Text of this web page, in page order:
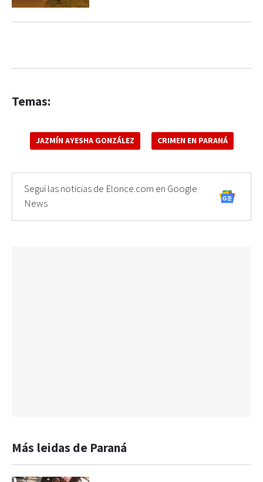
Temas:
JAZMÍN AYESHA GONZÁLEZ CRIMEN EN PARANÁ
Seguí las noticias de Elonce.com en Google
News
Más leidas de Paraná